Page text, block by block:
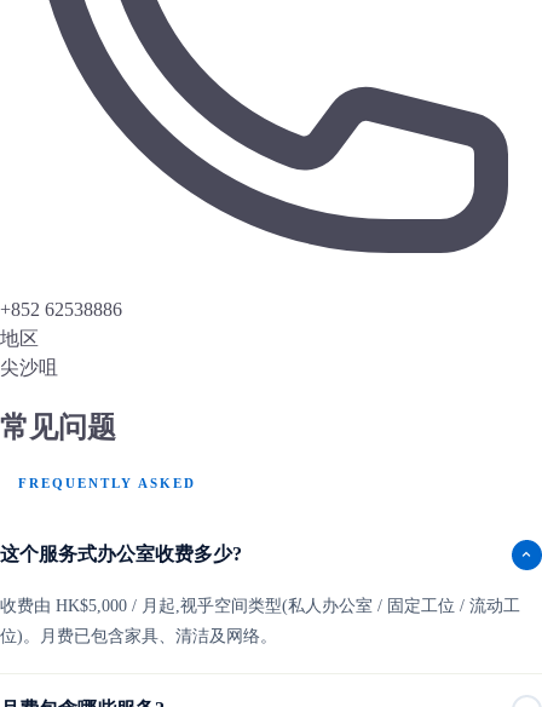
+852 62538886
地区
尖沙咀
常见问题
FREQUENTLY ASKED
这个服务式办公室收费多少?
收费由 HK$5,000 / 月起,视乎空间类型(私人办公室 / 固定工位 / 流动工
位)。月费已包含家具、清洁及网络。